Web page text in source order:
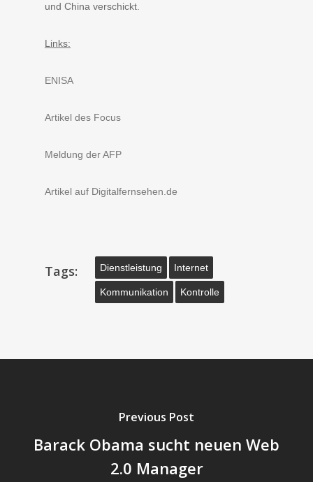
und China verschickt.
Links:
ENISA
Artikel des Focus
Meldung der AFP
Artikel auf Digitalfernsehen.de
Tags: Dienstleistung Internet
Kommunikation Kontrolle
Previous Post
Barack Obama sucht neuen Web
2.0 Manager